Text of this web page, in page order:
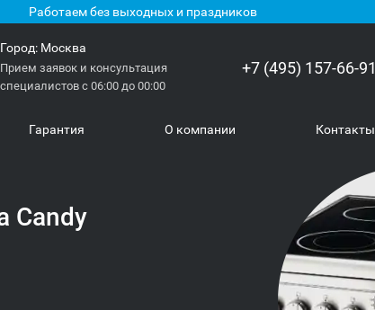
Работаем без выходных и праздников
Город: Москва
Прием заявок и консультация
специалистов с 06:00 до 00:00
+7 (495) 157-66-91
Гарантия О компании Контакты
Candy